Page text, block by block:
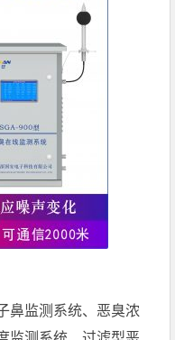
鼻监测系统、恶臭浓